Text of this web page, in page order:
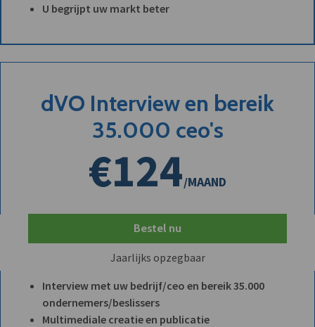
U begrijpt uw markt beter
dVO Interview en bereik
35.000 ceo's
€124/MAAND
Bestel nu
Jaarlijks opzegbaar
Interview met uw bedrijf/ceo en bereik 35.000
ondernemers/beslissers
Multimediale creatie en publicatie